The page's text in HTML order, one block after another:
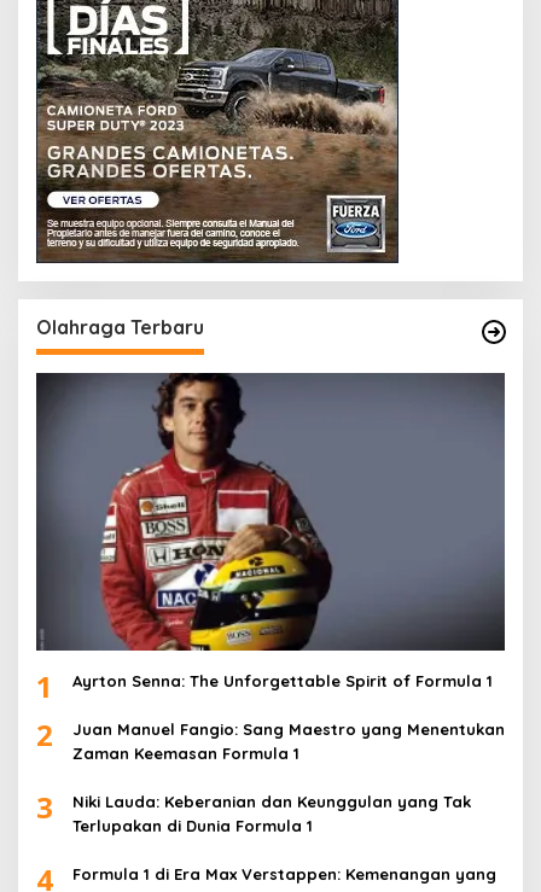
Olahraga Terbaru
1 Ayrton Senna: The Unforgettable Spirit of Formula 1
2
Juan Manuel Fangio: Sang Maestro yang Menentukan
Zaman Keemasan Formula 1
3
Niki Lauda: Keberanian dan Keunggulan yang Tak
Terlupakan di Dunia Formula 1
4
Formula 1 di Era Max Verstappen: Kemenangan yang